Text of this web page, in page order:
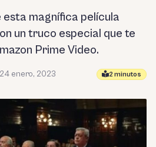
magnífica película
un truco especial que te
Prime Video.
24 enero, 2023 2 minutos